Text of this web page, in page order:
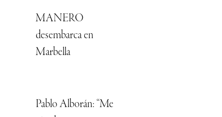
MANERO
desembarca en
Marbella
Pablo Alborán: “Me